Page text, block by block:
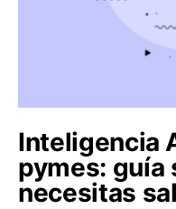
Inteligencia
pymes: guía
necesitas